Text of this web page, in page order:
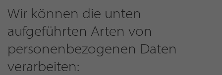
Wir können die unten
aufgeführten Arten von
personenbezogenen Daten
verarbeiten: